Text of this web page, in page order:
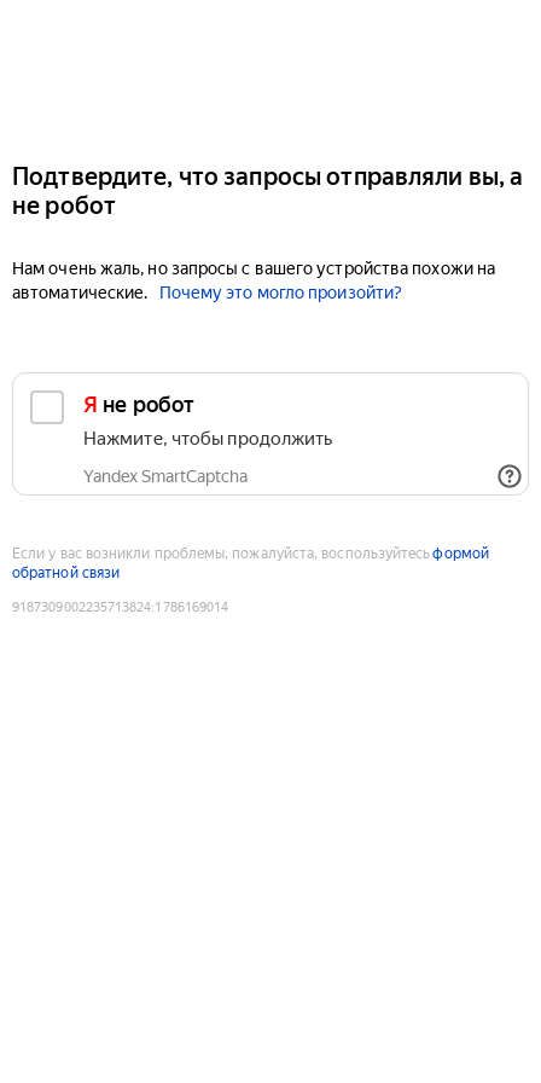
Подтвердите, что запросы отправляли вы, а
не робот
Нам очень жаль, но запросы с вашего устройства похожи на
автоматические.
Почему это могло произойти?
Я не робот
Нажмите, чтобы продолжить
Yandex SmartCaptcha
Если у вас возникли проблемы, пожалуйста, воспользуйтесьформой
обратной связи
9187309002235713824:1786169014